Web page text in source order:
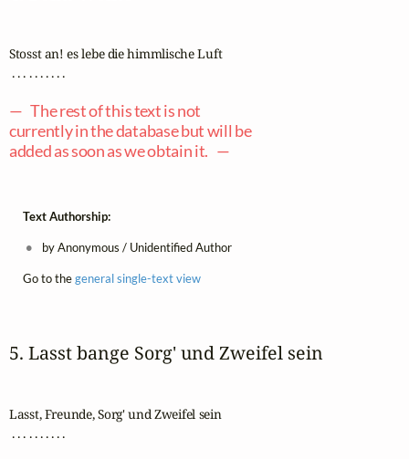
Stosst an! es lebe die himmlische Luft
. . . . . . . . . .
— The rest of this text is not
currently in the database but will be
added as soon as we obtain it. —
Text Authorship:
by Anonymous / Unidentified Author
Go to thegeneral single-text view
5. Lasst bange Sorg' und Zweifel sein
Lasst, Freunde, Sorg' und Zweifel sein
. . . . . . . . . .